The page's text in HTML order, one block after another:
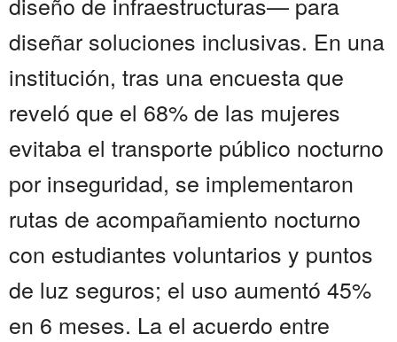
diseñar soluciones inclusivas. En una
institución, tras una encuesta que
reveló que el 68% de las mujeres
evitaba el transporte público nocturno
por inseguridad, se implementaron
rutas de acompañamiento nocturno
con estudiantes voluntarios y puntos
de luz seguros; el uso aumentó 45%
en 6 meses. La el acuerdo entre